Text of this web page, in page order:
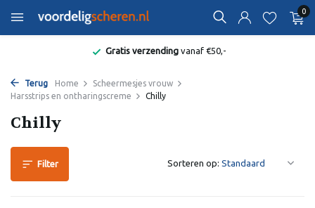
0
Gratis verzendingvanaf €50,-
Terug Home
Scheermesjes vrouw
Harsstrips en ontharingscreme
Chilly
Chilly
Filter Sorteren op: